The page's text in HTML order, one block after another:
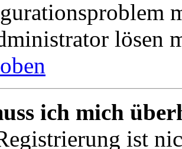
lösen
ich mich
ist